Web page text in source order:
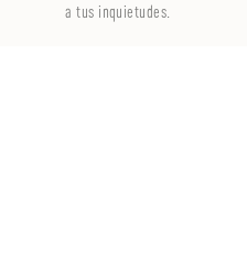
a tus inquietudes.